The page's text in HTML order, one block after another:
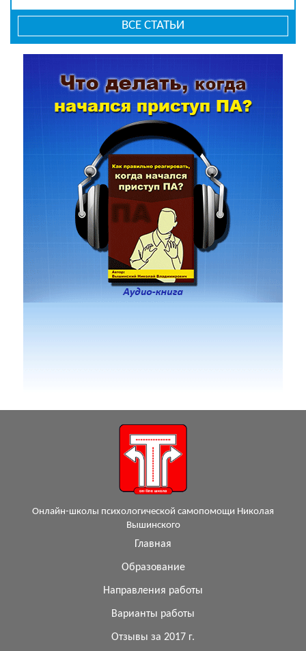
ВСЕ СТАТЬИ
Онлайн-школы психологической самопомощи Николая
Вышинского
Главная
Образование
Направления работы
Варианты работы
Отзывы за 2017 г.